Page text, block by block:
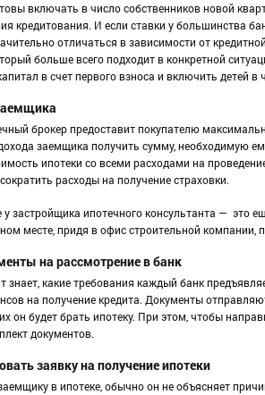
включать в число собственников новой
кредитования. И если ставки у большинства
отличаться в зависимости от
больше всего подходит в конкретной
в счет первого взноса и включить детей в
брокер предоставит покупателю
заемщика получить сумму, необходимую
ипотеки со всеми расходами на
расходы на получение страховки.
застройщика ипотечного консультанта — это
месте, придя в офис строительной компании,
на рассмотрение в банк
знает, какие требования каждый банк
на получение кредита. Документы
он будет брать ипотеку. При этом, чтобы
документов.
заявку на получение ипотеки
в ипотеке, обычно он не объясняет